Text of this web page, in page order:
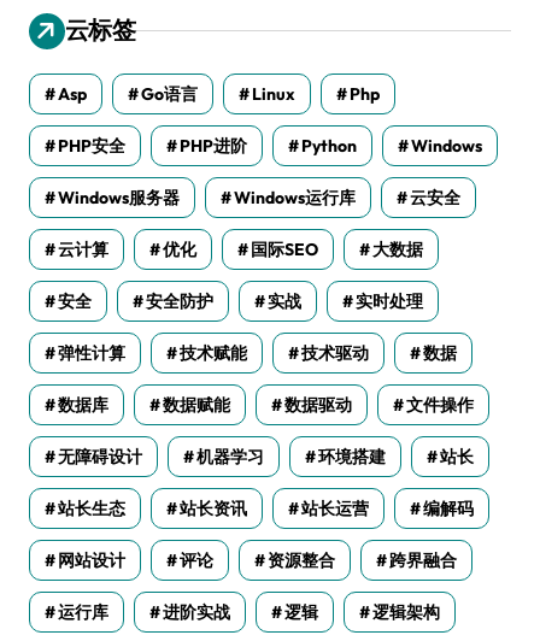
云标签
Asp Go语言 Linux Php
PHP安全 PHP进阶 Python Windows
Windows服务器 Windows运行库 云安全
云计算 优化 国际SEO 大数据
安全 安全防护 实战 实时处理
弹性计算 技术赋能 技术驱动 数据
数据库 数据赋能 数据驱动 文件操作
无障碍设计 机器学习 环境搭建 站长
站长生态 站长资讯 站长运营 编解码
网站设计 评论 资源整合 跨界融合
运行库 进阶实战 逻辑 逻辑架构